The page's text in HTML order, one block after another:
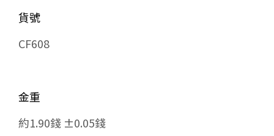
貨號
CF608
金重
約1.90錢 ±0.05錢